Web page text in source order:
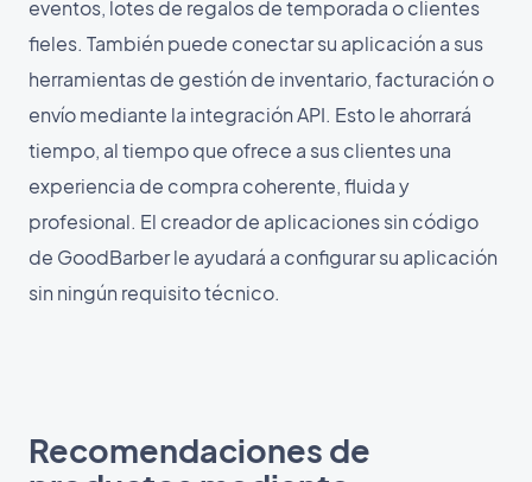
eventos, lotes de regalos de temporada o clientes
fieles. También puede conectar su aplicación a sus
herramientas de gestión de inventario, facturación o
envío mediante la integración API. Esto le ahorrará
tiempo, al tiempo que ofrece a sus clientes una
experiencia de compra coherente, fluida y
profesional. El creador de aplicaciones sin código
de GoodBarber le ayudará a configurar su aplicación
sin ningún requisito técnico.
Recomendaciones de